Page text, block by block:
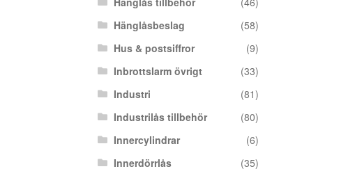
Hänglåsbeslag
(58)
Hus & postsiffror
(9)
Inbrottslarm övrigt
(33)
Industri
(81)
Industrilås tillbehör
(80)
Innercylindrar
(6)
Innerdörrlås
(35)